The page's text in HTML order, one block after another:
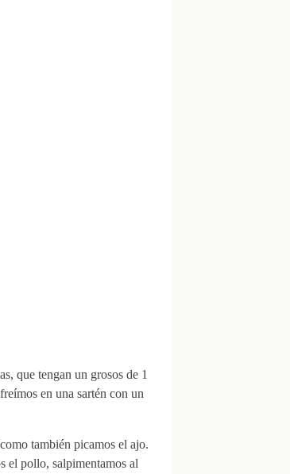
que tengan un grosos de 1
en una sartén con un
también picamos el ajo.
el pollo, salpimentamos al